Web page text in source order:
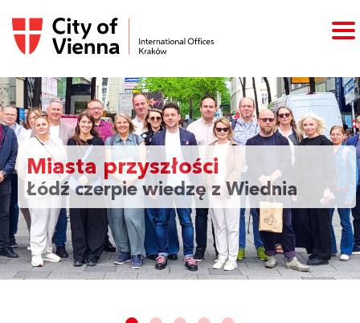
Miasta przyszłości
Łódź czerpie wiedzę z Wiednia